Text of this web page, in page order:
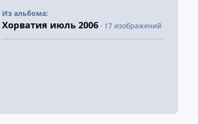
Из альбома:
Хорватия июль 2006 · 17 изображений